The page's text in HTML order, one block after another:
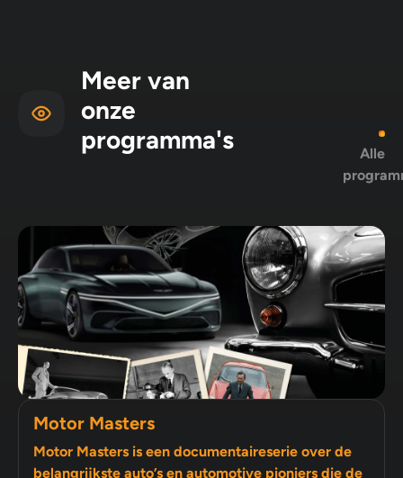
Meer van
onze
programma's
Alle
Motor Masters
Motor Masters is een documentaireserie over de
belangrijkste auto’s en automotive pioniers die de